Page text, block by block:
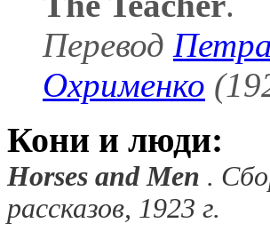
Перевод Петра
Охрименко
Кони и люди:
Horses and Men .
рассказов, 1923 г.